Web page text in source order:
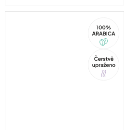
a lískooříškovou hořkostí.
Tip
Arabica